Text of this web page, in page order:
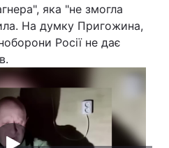
яка "не змогла
На думку Пригожина,
Росії не дає